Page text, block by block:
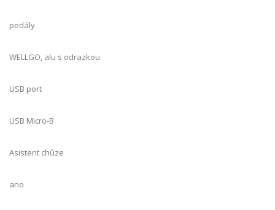
pedály
WELLGO, alu s odrazkou
USB port
USB Micro-B
Asistent chůze
ano